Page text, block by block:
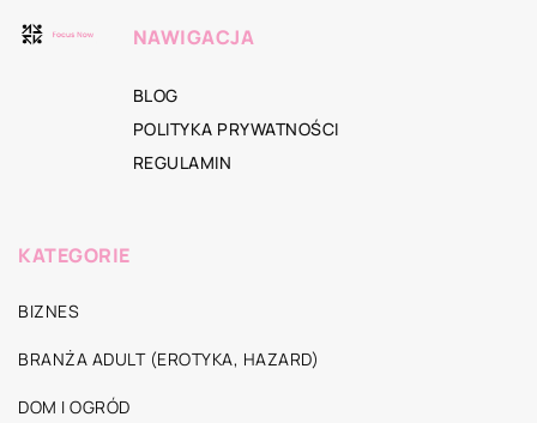
NAWIGACJA
BLOG
POLITYKA PRYWATNOŚCI
REGULAMIN
KATEGORIE
BIZNES
BRANŻA ADULT (EROTYKA, HAZARD)
DOM I OGRÓD